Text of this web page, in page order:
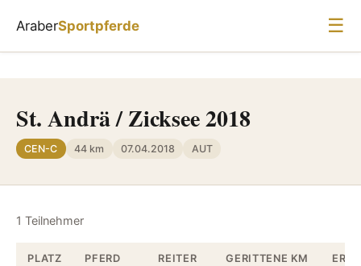
AraberSportpferde ☰
St. Andrä / Zicksee 2018
CEN-C 44 km 07.04.2018 AUT
1 Teilnehmer
PLATZ PFERD REITER GERITTENE KM